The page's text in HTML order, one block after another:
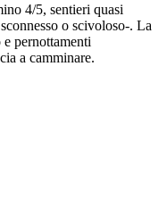
4/5, sentieri quasi
o scivoloso-. La
pernottamenti
a camminare.